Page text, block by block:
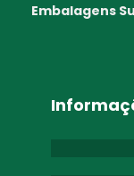
Embalagens